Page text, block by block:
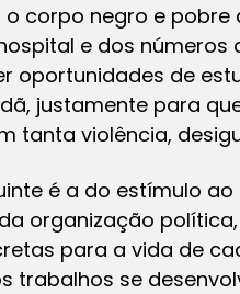
o corpo negro e
e dos números
oportunidades de
justamente para
tanta violência,
é a do estímulo
organização
para a vida de
trabalhos se